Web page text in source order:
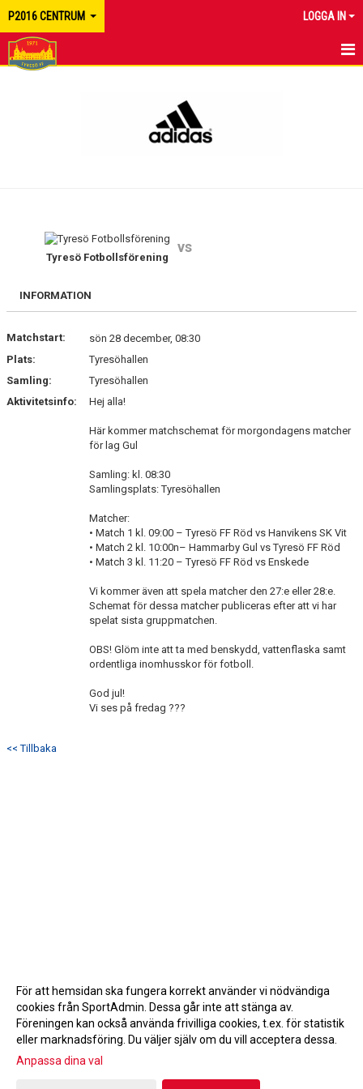
P2016 CENTRUM LOGGA IN
BILDGALLERI
DOKUMENT
Tyresö Fotbollsförening
vs
INFORMATION
Matchstart:
sön 28 december, 08:30
Plats:
Tyresöhallen
Samling:
Tyresöhallen
Aktivitetsinfo:
Hej alla!
Här kommer matchschemat för morgondagens matcher
för lag Gul
Samling: kl. 08:30
Samlingsplats: Tyresöhallen
Matcher:
• Match 1 kl. 09:00 – Tyresö FF Röd vs Hanvikens SK Vit
• Match 2 kl. 10:00n– Hammarby Gul vs Tyresö FF Röd
• Match 3 kl. 11:20 – Tyresö FF Röd vs Enskede
Vi kommer även att spela matcher den 27:e eller 28:e.
Schemat för dessa matcher publiceras efter att vi har
spelat sista gruppmatchen.
OBS! Glöm inte att ta med benskydd, vattenflaska samt
ordentliga inomhusskor för fotboll.
God jul!
Vi ses på fredag ???
<< Tillbaka
Gå till Webbversion
För att hemsidan ska fungera korrekt använder vi nödvändiga
cookies från SportAdmin. Dessa går inte att stänga av.
Föreningen kan också använda frivilliga cookies, t.ex. för statistik
eller marknadsföring. Du väljer själv om du vill acceptera dessa.
Anpassa dina val